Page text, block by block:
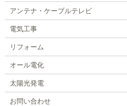
アンテナ・ケーブルテレビ
電気工事
リフォーム
オール電化
太陽光発電
お問い合わせ